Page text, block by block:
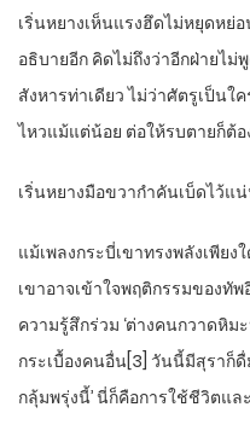
เริ่นหยางเห็นแรงฮึดไม่หยุดหย่
อธิบายอีก คิดไม่ถึงว่าอีกฝ่ายไ
สังหารท่าเดียว ไม่ว่าศัตรูเป็น
ไหวแม้แต่น้อย ต่อให้รบตายก็ต้
เริ่นหยางมือขวากำคันเบ็ดไว้แ
แม้เพลงกระบี่เขาทรงพลังเพีย
เขาอาจเข้าใจพฤติกรรมของทั
ความรู้สึกร่วม ‘ต่างคนกวาดหิ
กระเบื้องคนอื่น[3] วันนี้มีสุราก็
กลุ้มพรุ่งนี้’ นี่ก็คือการใช้ชีวิตแ